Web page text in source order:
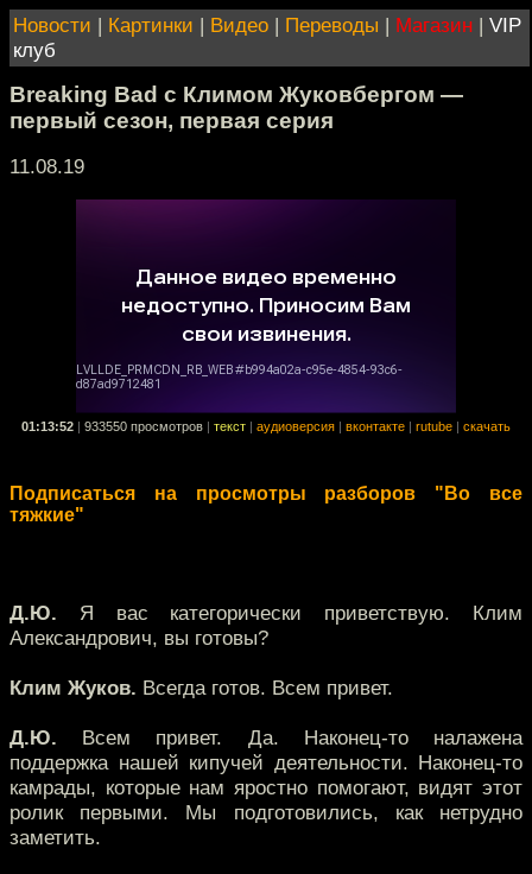
Новости | Картинки | Видео | Переводы | Магазин | VIP
клуб
Breaking Bad с Климом Жуковбергом —
первый сезон, первая серия
11.08.19
01:13:52 933550 просмотров текст аудиоверсия вконтакте rutube скачать
Подписаться на просмотры разборов "Во все
тяжкие"
Д.Ю. Я вас категорически приветствую. Клим
Александрович, вы готовы?
Клим Жуков. Всегда готов. Всем привет.
Д.Ю. Всем привет. Да. Наконец-то налажена
поддержка нашей кипучей деятельности. Наконец-то
камрады, которые нам яростно помогают, видят этот
ролик первыми. Мы подготовились, как нетрудно
заметить.